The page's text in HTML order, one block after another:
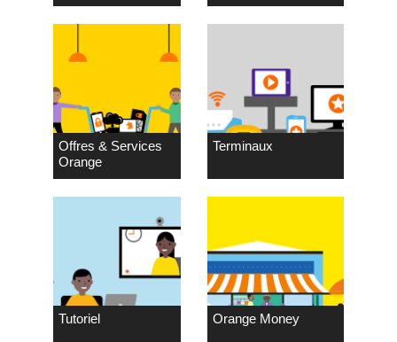
Offres & Services
Orange
Terminaux
Tutoriel Orange Money